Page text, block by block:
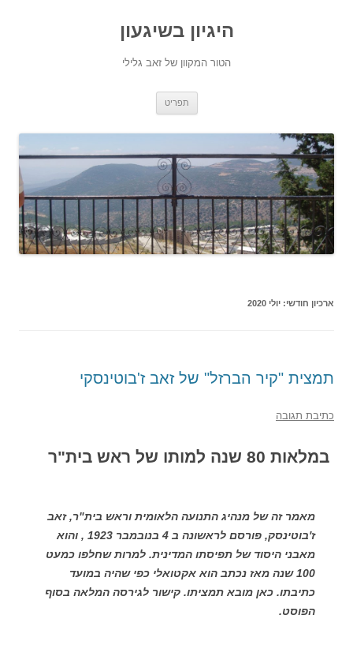
היגיון בשיגעון
הטור המקוון של זאב גלילי
תפריט
ארכיון חודשי: יולי 2020
תמצית "קיר הברזל" של זאב ז'בוטינסקי
כתיבת תגובה
במלאות 80 שנה למותו של ראש בית"ר
מאמר זה של מנהיג התנועה הלאומית וראש בית"ר, זאב
ז'בוטינסק, פורסם לראשונה ב 4 בנובמבר 1923 , והוא
מאבני היסוד של תפיסתו המדינית. למרות שחלפו כמעט
100 שנה מאז נכתב הוא אקטואלי כפי שהיה במועד
כתיבתו. כאן מובא תמציתו. קישור לגירסה המלאה בסוף
הפוסט.